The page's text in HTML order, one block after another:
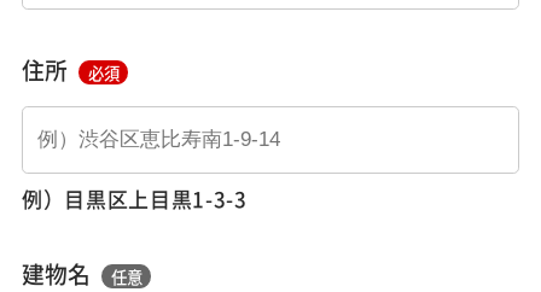
住所 必須
例）目黒区上目黒1-3-3
建物名 任意